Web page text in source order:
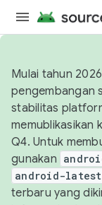
Mulai tahun
pengembangan
stabilitas
memublikasikan
Q4. Untuk
gunakan
android-
terbaru yang